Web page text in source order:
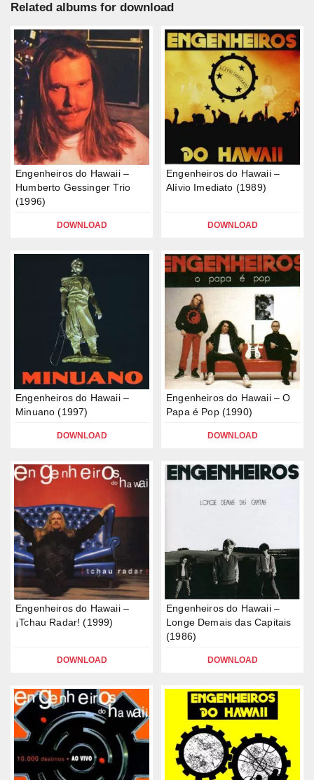
Related albums for download
Engenheiros do Hawaii –
Humberto Gessinger Trio
(1996)
DOWNLOAD
Engenheiros do Hawaii –
Alívio Imediato (1989)
DOWNLOAD
Engenheiros do Hawaii –
Minuano (1997)
DOWNLOAD
Engenheiros do Hawaii – O
Papa é Pop (1990)
DOWNLOAD
Engenheiros do Hawaii –
¡Tchau Radar! (1999)
DOWNLOAD
Engenheiros do Hawaii –
Longe Demais das Capitais
(1986)
DOWNLOAD